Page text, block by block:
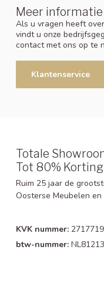
Meer informatie
Als u vragen heeft
vindt u onze
contact met ons op te
Klantenservice
Totale
Tot 80% Korting
Ruim 25 jaar de
Oosterse Meubelen
KVK nummer:
btw-nummer: